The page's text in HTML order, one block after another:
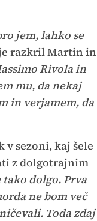
jem, lahko se
razkril Martin in
Rivola in
mu, da nekaj
in verjamem, da
sezoni, kaj šele
z dolgotrajnim
dolgo. Prva
ne bom več
Toda zdaj